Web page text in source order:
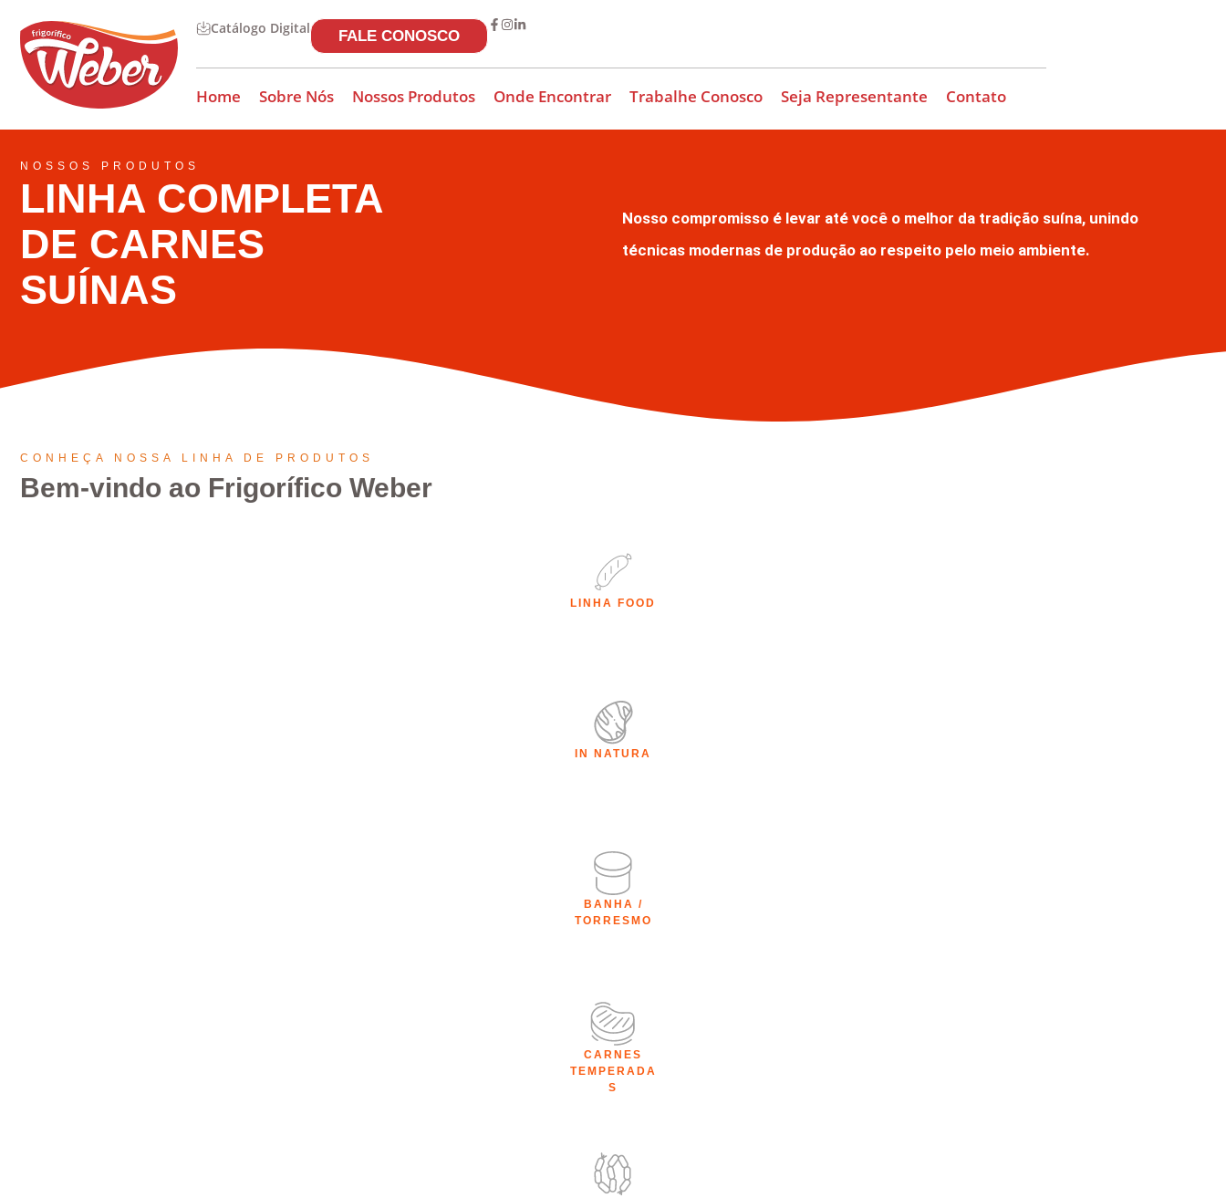
Catálogo Digital FALE CONOSCO
Home Sobre Nós Nossos Produtos Onde Encontrar Trabalhe Conosco Seja Representante Contato
NOSSOS PRODUTOS
LINHA COMPLETA
DE CARNES
SUÍNAS
Nosso compromisso é levar até você o melhor da tradição suína, unindo
técnicas modernas de produção ao respeito pelo meio ambiente.
CONHEÇA NOSSA LINHA DE PRODUTOS
Bem-vindo ao Frigorífico Weber
LINHA FOOD
IN NATURA
BANHA /
TORRESMO
CARNES
TEMPERADA
S